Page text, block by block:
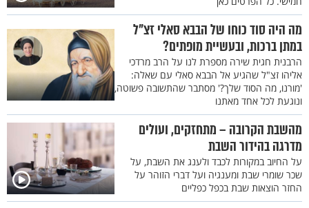
מה היה סוד כוחו של הבבא סאלי זצ"ל
במתן ברכות, ובעשיית מופתים?
הרבנית חגית שירה מספרת לנו על הרב מרדכי
אליהו זצ"ל שהגיע אל הבבא סאלי עם שאלה:
'מורנו, מה הסוד שלך?' מסתבר שהתשובה פשוטה,
ונוגעת לכל אחד מאתנו
מהשבת הקרובה – מתחזקים, ועולים
מדרגה בהידור השבת
על החיוב במקורות לכבד ולענג את השבת, על
שכר שומרי שבת ומענגיה ועל דברי הזוהר על
החזר הוצאות שבת בכפל כפליים